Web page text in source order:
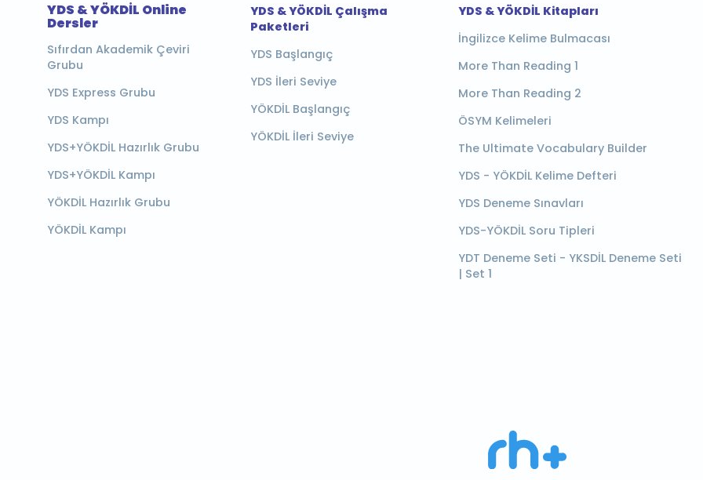
YDS & YÖKDİL Online
Dersler
Sıfırdan Akademik Çeviri
Grubu
YDS Express Grubu
YDS Kampı
YDS+YÖKDİL Hazırlık Grubu
YDS+YÖKDİL Kampı
YÖKDİL Hazırlık Grubu
YÖKDİL Kampı
YDS & YÖKDİL Çalışma
Paketleri
YDS Başlangıç
YDS İleri Seviye
YÖKDİL Başlangıç
YÖKDİL İleri Seviye
YDS & YÖKDİL Kitapları
İngilizce Kelime Bulmacası
More Than Reading 1
More Than Reading 2
ÖSYM Kelimeleri
The Ultimate Vocabulary Builder
YDS - YÖKDİL Kelime Defteri
YDS Deneme Sınavları
YDS-YÖKDİL Soru Tipleri
YDT Deneme Seti - YKSDİL Deneme Seti
| Set 1